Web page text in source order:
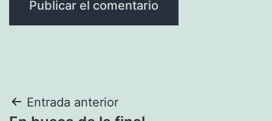
Navegación
Entrada anterior